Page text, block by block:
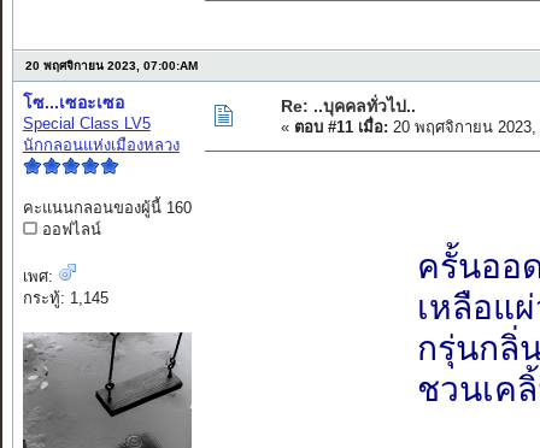
20 พฤศจิกายน 2023, 07:00:AM
โซ...เซอะเซอ
Special Class LV5
นักกลอนแห่งเมืองหลวง
คะแนนกลอนของผู้นี้ 160
ออฟไลน์
เพศ:
กระทู้: 1,145
Re: ..บุคคลทั่วไป..
« ตอบ #11 เมื่อ: 20 พฤศจิกายน 2023,
ครั้นออ
เหลือแ
กรุ่นกลิ่
ชวนเค